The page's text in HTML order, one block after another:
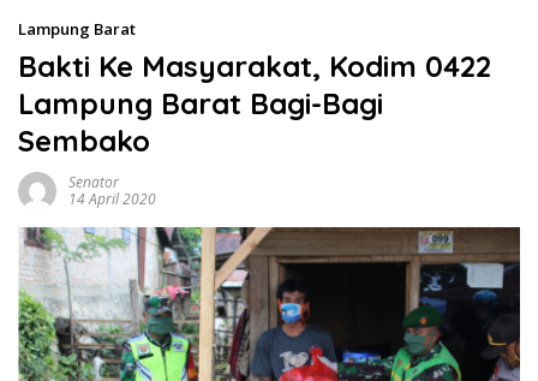
Lampung Barat
Bakti Ke Masyarakat, Kodim 0422
Lampung Barat Bagi-Bagi
Sembako
Senator
14 April 2020